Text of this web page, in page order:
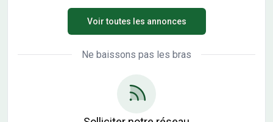
constructeurs et architectes. Vente directe par
l'aménageur, pas de commission d'agence.
Voir toutes les annonces
Ne baissons pas les bras